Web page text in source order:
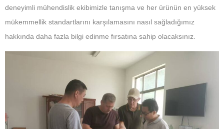
deneyimli mühendislik ekibimizle tanışma ve her ürünün en yüksek
mükemmellik standartlarını karşılamasını nasıl sağladığımız
hakkında daha fazla bilgi edinme fırsatına sahip olacaksınız.